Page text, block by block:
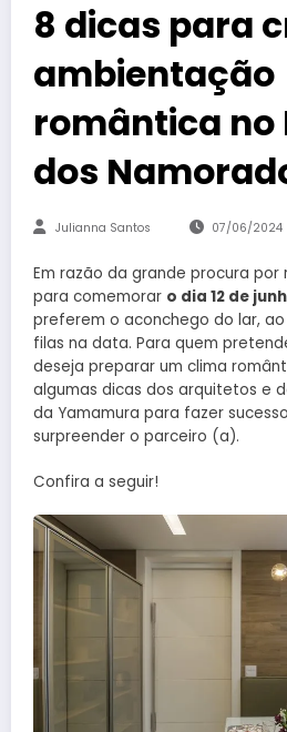
8 dicas para
ambientação
romântica no
dos
Julianna Santos 07/06/2024
Em razão da grande procura
para comemorar o dia 12 de
preferem o aconchego do lar,
filas na data. Para quem
deseja preparar um clima
algumas dicas dos arquitetos e
da Yamamura para fazer
surpreender o parceiro (a).
Confira a seguir!